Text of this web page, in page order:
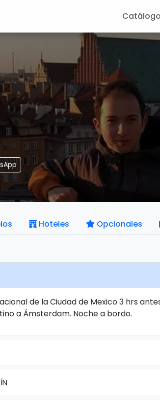
Catálogo
Hoteles Opcionales
de la Ciudad de Mexico 3 hrs
a Ámsterdam. Noche a bordo.